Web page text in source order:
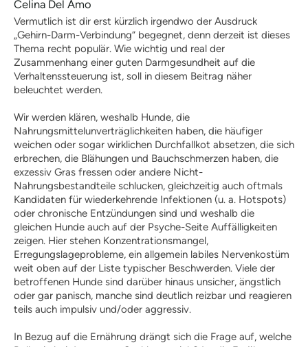
PLZ-Gebiet 0
PLZ-Gebiet 1
PLZ-Gebiet 2
PLZ-Gebiet 3
PLZ-Gebiet 4
PLZ-Gebiet 7
PLZ-Gebiet 8
PLZ-Gebiet 9
Berichte
Formulare | Downloads
Assistenzhund-Team-Prüfung
Prüferliste
Dummyprüfung
Richtlinien
Dummyprüfung Schnupperer
Dummyprüfung Anfänger
Dummyprüfung
Fortgeschrittene
Prüfungstermine
Prüferliste
Celina Del Amo
Vermutlich ist dir erst kürzlich irgendwo der Ausdruck
„Gehirn-Darm-Verbindung“ begegnet, denn derzeit ist dieses
Thema recht populär. Wie wichtig und real der
Zusammenhang einer guten Darmgesundheit auf die
Verhaltenssteuerung ist, soll in diesem Beitrag näher
beleuchtet werden.
Wir werden klären, weshalb Hunde, die
Nahrungsmittelunverträglichkeiten haben, die häufiger
weichen oder sogar wirklichen Durchfallkot absetzen, die sich
erbrechen, die Blähungen und Bauchschmerzen haben, die
exzessiv Gras fressen oder andere Nicht-
Nahrungsbestandteile schlucken, gleichzeitig auch oftmals
Kandidaten für wiederkehrende Infektionen (u. a. Hotspots)
oder chronische Entzündungen sind und weshalb die
gleichen Hunde auch auf der Psyche-Seite Auffälligkeiten
zeigen. Hier stehen Konzentrationsmangel,
Erregungslageprobleme, ein allgemein labiles Nervenkostüm
weit oben auf der Liste typischer Beschwerden. Viele der
betroffenen Hunde sind darüber hinaus unsicher, ängstlich
oder gar panisch, manche sind deutlich reizbar und reagieren
teils auch impulsiv und/oder aggressiv.
In Bezug auf die Ernährung drängt sich die Frage auf, welche